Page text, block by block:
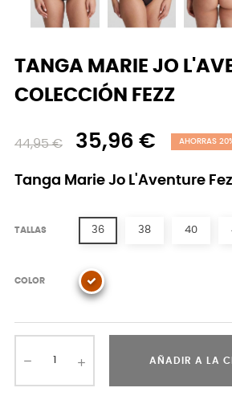
TANGA MARIE JO
COLECCIÓN FEZZ
44,95 € 35,96 € AHORRAS
Tanga Marie Jo L'Aventure
TALLAS 36 38 40
COLOR
AÑADIR A LA